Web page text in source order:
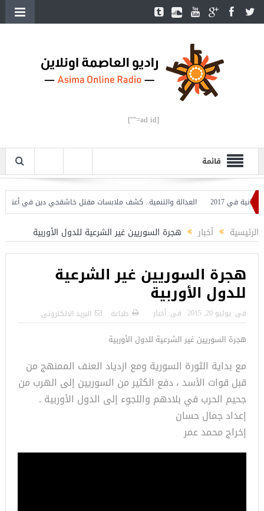
[ad id=""]
قائمة
في 2017 العدالة والتنمية.. كشف ملابسات مقتل خاشقجي دين في أعناقنا
الرئيسية أخبار هجرة السوريين غير الشرعية للدول الأوربية
هجرة السوريين غير الشرعية
للدول الأوربية
فى: يوليو 20, 2015 فى: أخبار طباعة البريد الالكترونى
هجرة السوريين غير الشرعية للدول الأوربية
مع بداية الثورة السورية ومع ازدياد العنف الممنهج من
قبل قوات الأسد ، دفع الكثير من السوريين إلى الهرب من
جحيم الحرب في بلادهم واللجوء إلى الدول الأوربية .
إعداد جمال حسان
إخراج محمد عمر